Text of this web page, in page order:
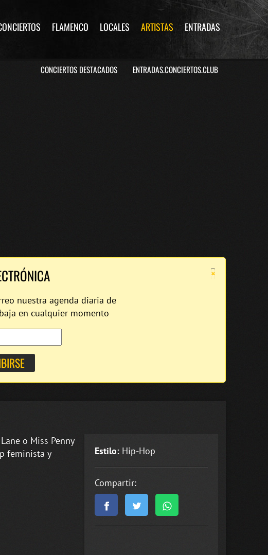
FLAMENCO LOCALES ARTISTAS ENTRADAS
CONCIERTOS DESTACADOS ENTRADAS.CONCIERTOS.CLUB
×
nuestra agenda diaria de
en cualquier momento
Estilo: Hip-Hop
Compartir:
o Miss Penny
feminista y